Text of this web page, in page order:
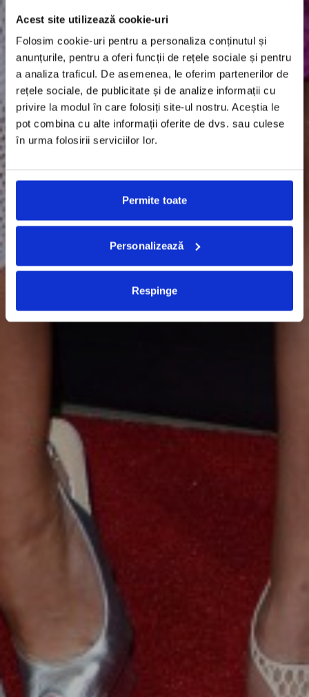
Acest site utilizează cookie-uri
Folosim cookie-uri pentru a personaliza conținutul și
anunțurile, pentru a oferi funcții de rețele sociale și pentru
a analiza traficul. De asemenea, le oferim partenerilor de
rețele sociale, de publicitate și de analize informații cu
privire la modul în care folosiți site-ul nostru. Aceștia le
pot combina cu alte informații oferite de dvs. sau culese
în urma folosirii serviciilor lor.
Permite toate
Personalizează
Respinge